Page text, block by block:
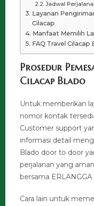
Jadwal
Layanan
Cilacap
Manfaat Memilih
FAQ Travel Cilacap
Prosedur
Cilacap Blado
Untuk memberikan
nomor kontak
Customer support
informasi detail
Blado door to door
perjalanan yang
bersama ERLANGGA
Cara lain untuk